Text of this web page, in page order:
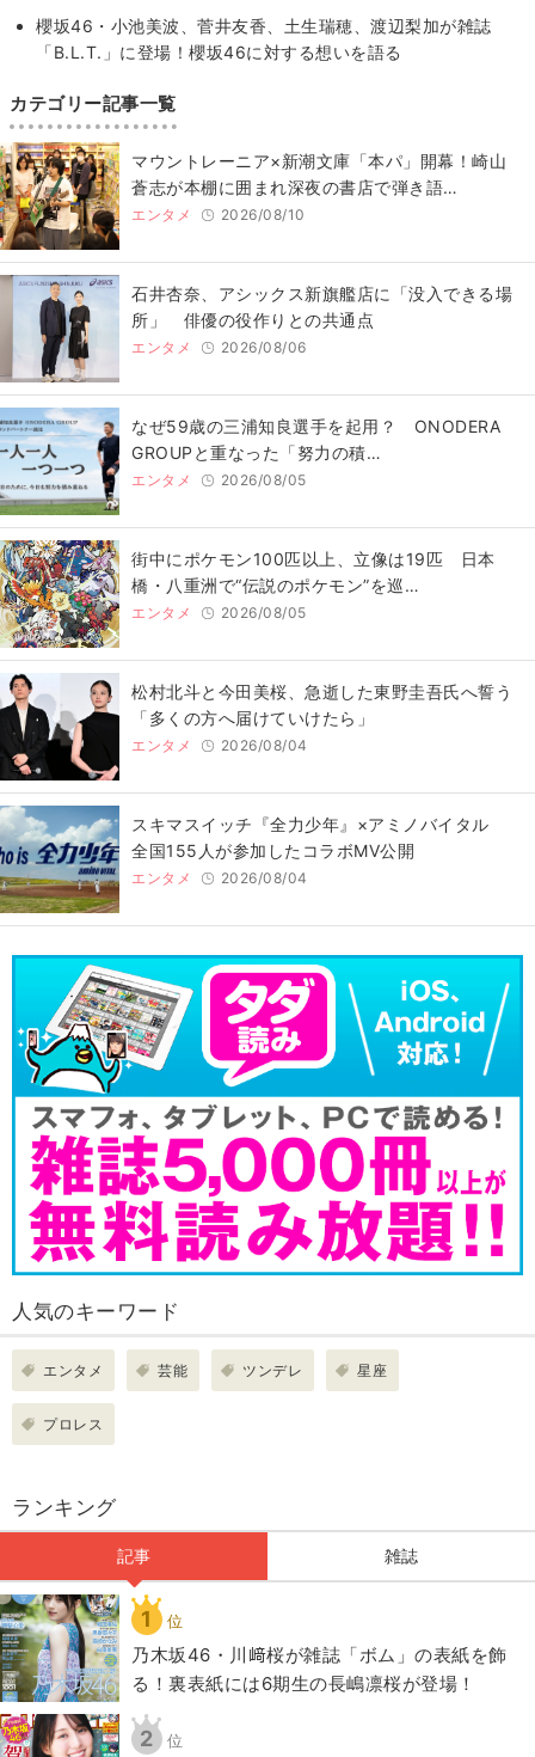
櫻坂46・小池美波、菅井友香、土生瑞穂、渡辺梨加が雑誌
「B.L.T.」に登場！櫻坂46に対する想いを語る
カテゴリー記事一覧
マウントレーニア×新潮文庫「本パ」開幕！崎山
蒼志が本棚に囲まれ深夜の書店で弾き語…
エンタメ 2026/08/10
石井杏奈、アシックス新旗艦店に「没入できる場
所」 俳優の役作りとの共通点
エンタメ 2026/08/06
なぜ59歳の三浦知良選手を起用？ ONODERA
GROUPと重なった「努力の積…
エンタメ 2026/08/05
街中にポケモン100匹以上、立像は19匹 日本
橋・八重洲で“伝説のポケモン”を巡…
エンタメ 2026/08/05
松村北斗と今田美桜、急逝した東野圭吾氏へ誓う
「多くの方へ届けていけたら」
エンタメ 2026/08/04
スキマスイッチ『全力少年』×アミノバイタル
全国155人が参加したコラボMV公開
エンタメ 2026/08/04
人気のキーワード
エンタメ 芸能 ツンデレ 星座
プロレス
ランキング
記事 雑誌
1 位
乃木坂46・川﨑桜が雑誌「ボム」の表紙を飾
る！裏表紙には6期生の長嶋凛桜が登場！
2 位